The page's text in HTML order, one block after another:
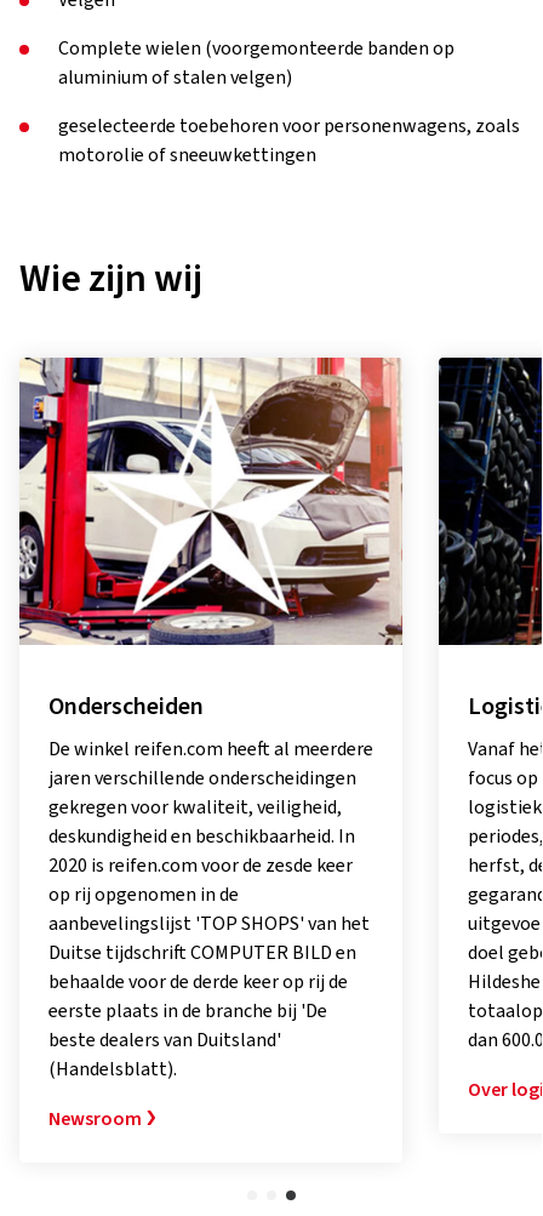
Complete wielen (voorgemonteerde banden op
aluminium of stalen velgen)
geselecteerde toebehoren voor personenwagens, zoals
motorolie of sneeuwkettingen
Wie zijn wij
Onderscheiden
De winkel reifen.com heeft al meerdere
jaren verschillende onderscheidingen
gekregen voor kwaliteit, veiligheid,
deskundigheid en beschikbaarheid. In
2020 is reifen.com voor de zesde keer
op rij opgenomen in de
aanbevelingslijst 'TOP SHOPS' van het
Duitse tijdschrift COMPUTER BILD en
behaalde voor de derde keer op rij de
eerste plaats in de branche bij 'De
beste dealers van Duitsland'
(Handelsblatt).
Newsroom
Vanaf
focus
herfst,
doel
dan
Over